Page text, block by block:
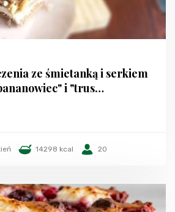
ze śmietanką i serkiem
i "trus…
14298 kcal 20